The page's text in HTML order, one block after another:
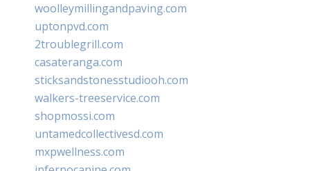
woolleymillingandpaving.com
uptonpvd.com
2troublegrill.com
casateranga.com
sticksandstonesstudiooh.com
walkers-treeservice.com
shopmossi.com
untamedcollectivesd.com
mxpwellness.com